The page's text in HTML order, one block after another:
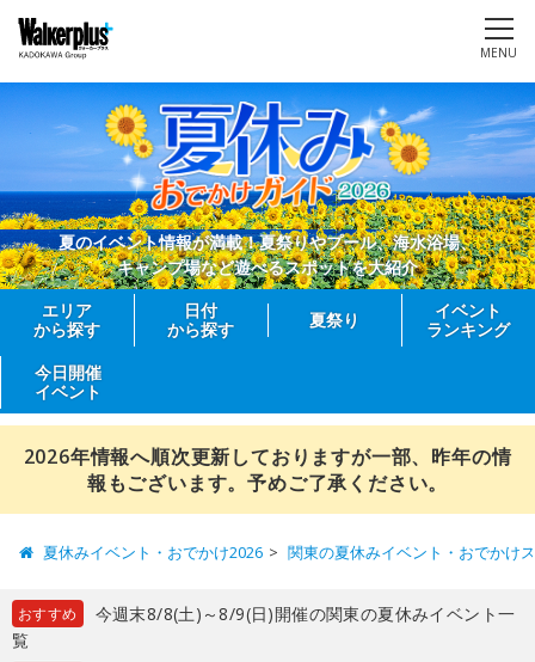
MENU
夏のイベント情報が満載！夏祭りやプール、海水浴場、
キャンプ場など遊べるスポットを大紹介
エリア
から探す
日付
から探す
夏祭り
イベント
ランキング
今日開催
イベント
2026年情報へ順次更新しておりますが一部、昨年の情
報もございます。予めご了承ください。
夏休みイベント・おでかけ2026 関東の夏休みイベント・おでかけ
おすすめ
今週末8/8(土)～8/9(日)開催の関東の夏休みイベント一
覧